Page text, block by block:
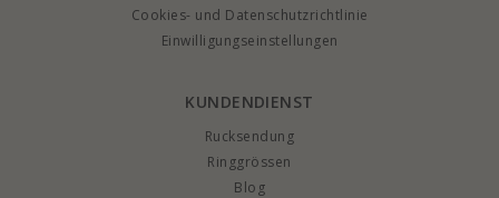
Cookies- und Datenschutzrichtlinie
Einwilligungseinstellungen
KUNDENDIENST
Rucksendung
Ringgrössen
Blog